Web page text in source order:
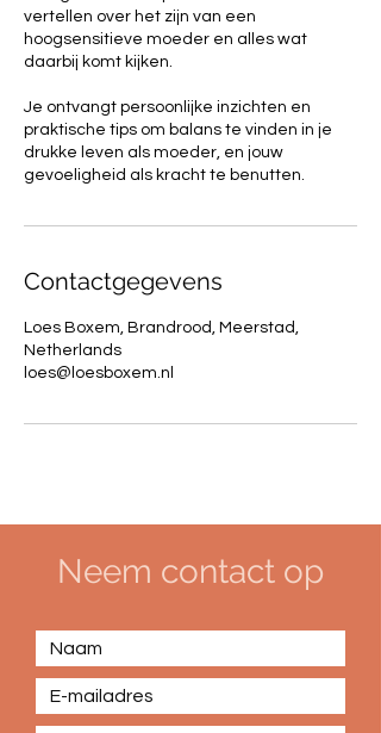
vertellen over het zijn van een
hoogsensitieve moeder en alles wat
daarbij komt kijken.
Je ontvangt persoonlijke inzichten en
praktische tips om balans te vinden in je
drukke leven als moeder, en jouw
gevoeligheid als kracht te benutten.
Contactgegevens
Loes Boxem, Brandrood, Meerstad,
Netherlands
loes@loesboxem.nl
Neem contact op